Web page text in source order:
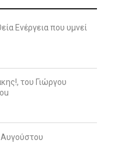
Ενέργεια που υμνεί
του Γιώργου